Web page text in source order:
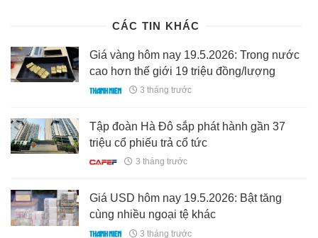
CÁC TIN KHÁC
Giá vàng hôm nay 19.5.2026: Trong nước
cao hơn thế giới 19 triệu đồng/lượng
3 tháng trước
Tập đoàn Hà Đô sắp phát hành gần 37
triệu cổ phiếu trả cổ tức
3 tháng trước
Giá USD hôm nay 19.5.2026: Bật tăng
cùng nhiều ngoại tệ khác
3 tháng trước